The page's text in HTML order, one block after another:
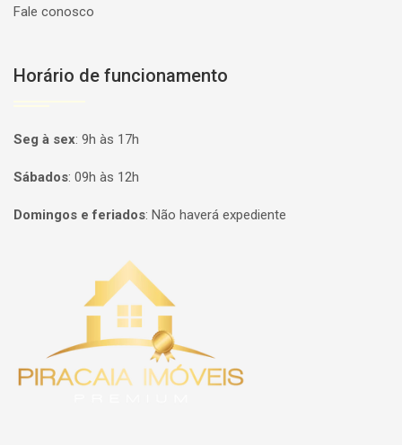
Fale conosco
Horário de funcionamento
Seg à sex: 9h às 17h
Sábados: 09h às 12h
Domingos e feriados: Não haverá expediente
Página inicial